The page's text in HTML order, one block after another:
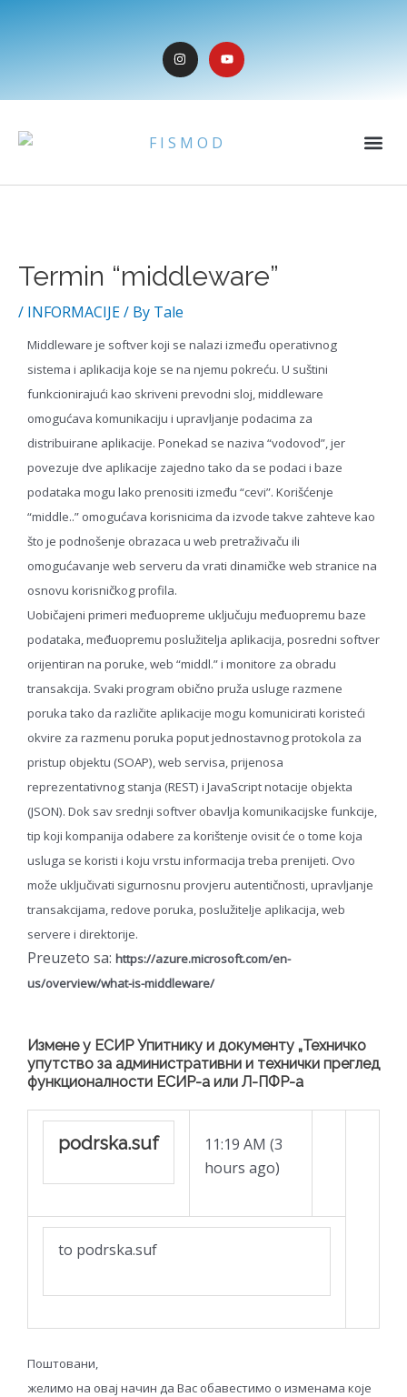
I
n
s
a
a
m
Y
o
u
u
Termin “middleware”
/ INFORMACIJE/ By Tale
Middleware je softver koji se nalazi između operativnog
sistema i aplikacija koje se na njemu pokreću. U suštini
funkcionirajući kao skriveni prevodni sloj, middleware
omogućava komunikaciju i upravljanje podacima za
distribuirane aplikacije. Ponekad se naziva “vodovod”, jer
povezuje dve aplikacije zajedno tako da se podaci i baze
podataka mogu lako prenositi između “cevi”. Korišćenje
“middle..” omogućava korisnicima da izvode takve zahteve kao
što je podnošenje obrazaca u web pretraživaču ili
omogućavanje web serveru da vrati dinamičke web stranice na
osnovu korisničkog profila.
Uobičajeni primeri međuopreme uključuju međuopremu baze
podataka, međuopremu poslužitelja aplikacija, posredni softver
orijentiran na poruke, web “middl.” i monitore za obradu
transakcija. Svaki program obično pruža usluge razmene
poruka tako da različite aplikacije mogu komunicirati koristeći
okvire za razmenu poruka poput jednostavnog protokola za
pristup objektu (SOAP), web servisa, prijenosa
reprezentativnog stanja (REST) i JavaScript notacije objekta
(JSON). Dok sav srednji softver obavlja komunikacijske funkcije,
tip koji kompanija odabere za korištenje ovisit će o tome koja
usluga se koristi i koju vrstu informacija treba prenijeti. Ovo
može uključivati sigurnosnu provjeru autentičnosti, upravljanje
transakcijama, redove poruka, poslužitelje aplikacija, web
servere i direktorije.
Preuzeto sa: https://azure.microsoft.com/en-
us/overview/what-is-middleware/
Измене у ЕСИР Упитнику и документу „Техничко
упутствo за административни и технички преглед
функционалности ЕСИР-а или Л-ПФР-а
podrska.suf
11:19 AM (3
hours ago)
to podrska.suf
Поштовани,
желимо на овај начин да Вас обавестимо о изменама које